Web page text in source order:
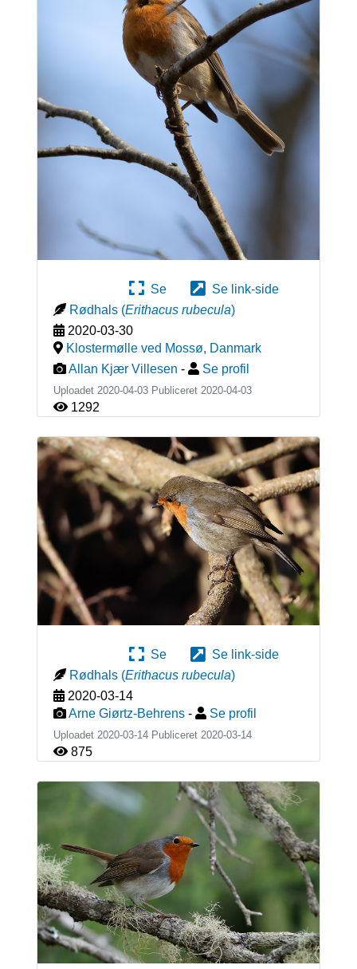
Se
Se link-side
Rødhals (Erithacus rubecula)
2020-03-30
Klostermølle ved Mossø, Danmark
Allan Kjær Villesen - Se profil
Uploadet 2020-04-03 Publiceret 2020-04-03
1292
Se
Se link-side
Rødhals (Erithacus rubecula)
2020-03-14
Arne Giørtz-Behrens - Se profil
Uploadet 2020-03-14 Publiceret 2020-03-14
875